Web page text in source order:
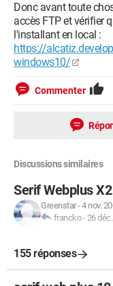
Donc avant toute
accès FTP et vérifier
l'installant en local :
https://
windows10/
Commenter
Discussions similaires
Serif Webplus
Greenstar-4 nov.
francko-26
155 réponses